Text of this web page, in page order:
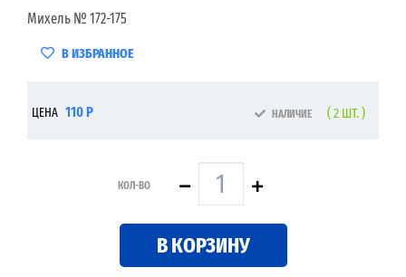
Михель № 172-175
В ИЗБРАННОЕ
ЦЕНА 110 Р НАЛИЧИЕ ( 2 ШТ. )
КОЛ-ВО
В КОРЗИНУ